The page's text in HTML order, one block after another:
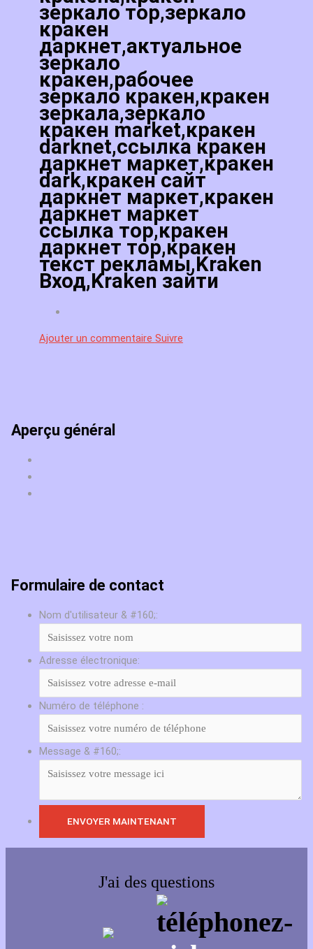
зеркало тор,зеркало
кракен
даркнет,актуальное
зеркало
кракен,рабочее
зеркало кракен,кракен
зеркала,зеркало
кракен market,кракен
darknet,ссылка кракен
даркнет маркет,кракен
dark,кракен сайт
даркнет маркет,кракен
даркнет маркет
ссылка тор,кракен
даркнет тор,кракен
текст рекламы,Kraken
Вход,Kraken зайти
Ajouter un commentaire Suivre
Aperçu général
Formulaire de contact
Nom d'utilisateur & #160;:
Adresse électronique:
Numéro de téléphone :
Message & #160;:
J'ai des questions